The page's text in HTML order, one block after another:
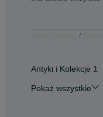
Antyki i Kolekcje 1
Pokaż wszystkie